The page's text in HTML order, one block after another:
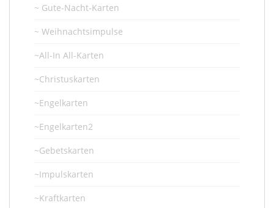
~ Gute-Nacht-Karten
~ Weihnachtsimpulse
~All-In All-Karten
~Christuskarten
~Engelkarten
~Engelkarten2
~Gebetskarten
~Impulskarten
~Kraftkarten